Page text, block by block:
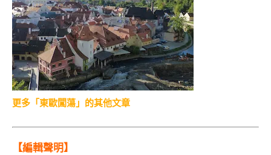
更多「東歐闖蕩」的其他文章
【編輯聲明】